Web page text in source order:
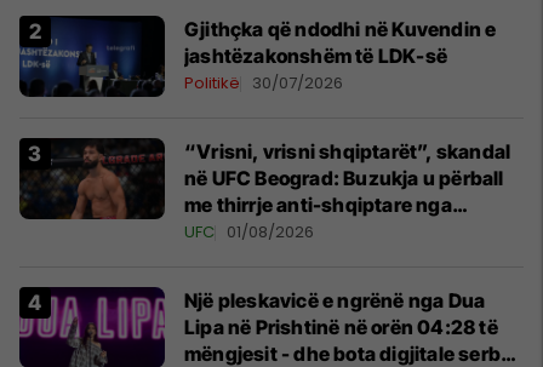
Gjithçka që ndodhi në Kuvendin e
jashtëzakonshëm të LDK-së
Politikë 30/07/2026
“Vrisni, vrisni shqiptarët”, skandal
në UFC Beograd: Buzukja u përball
me thirrje anti-shqiptare nga
tribunat
UFC 01/08/2026
Një pleskavicë e ngrënë nga Dua
Lipa në Prishtinë në orën 04:28 të
mëngjesit - dhe bota digjitale serbe